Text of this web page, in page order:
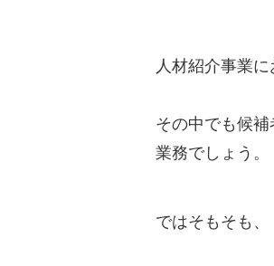
人材紹介事業
その中でも候
業務でしょう。
ではそもそも、